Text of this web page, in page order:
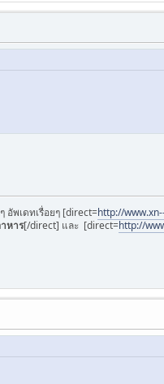
อัพเดทเรื่อยๆ [direct=http://
หาร[/direct] และ [direct=http://